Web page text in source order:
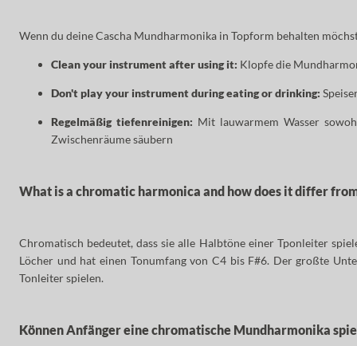
Wenn du deine Cascha Mundharmonika in Topform behalten
Clean your instrument after using it: Klopfe die
Don't play your instrument during eating or drinking:
Regelmäßig tiefenreinigen: Mit lauwarmem Wasser
Zwischenräume säubern
What is a chromatic harmonica and how does it differ
Chromatisch bedeutet, dass sie alle Halbtöne einer Tponleiter
Löcher und hat einen Tonumfang von C4 bis F#6. Der großte
Tonleiter spielen.
Können Anfänger eine chromatische Mundharmonika